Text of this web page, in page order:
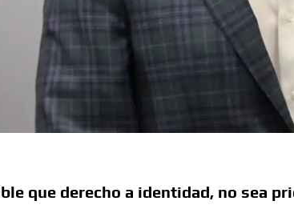
que derecho a identidad, no sea